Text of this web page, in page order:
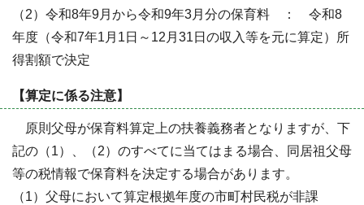
（2）令和8年9月から令和9年3月分の保育料 ： 令和8
年度（令和7年1月1日～12月31日の収入等を元に算定）所
得割額で決定
【算定に係る注意】
原則父母が保育料算定上の扶養義務者となりますが、下
記の（1）、（2）のすべてに当てはまる場合、同居祖父母
等の税情報で保育料を決定する場合があります。
（1）父母において算定根拠年度の市町村民税が非課